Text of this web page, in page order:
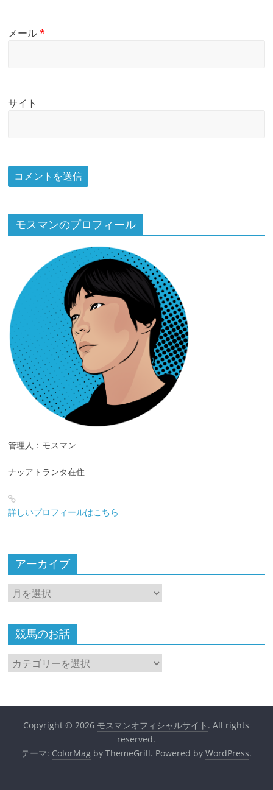
メール*
サイト
モスマンのプロフィール
管理人：モスマン
ナッアトランタ在住
詳しいプロフィールはこちら
アーカイブ
ア
ー
イ
ブ
競馬のお話
競
馬
Copyright © 2026 モスマンオフィシャルサイト . All rights
reserved.
テーマ: ColorMagby ThemeGrill. Powered by WordPress.